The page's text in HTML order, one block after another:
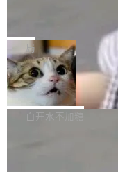
录全贴了出来。 他发
iel Gross 来自 Weil 律
给 OpenAI 总法律顾问
件，附了一封长信，要
果员工带走机密信...
这是目前市面上唯一支
C版的产品，搭载“人
你的，AI写AI的，同屏
AI帮你干活，现在开启
体验WorkBuddy鸿蒙
atePad Edge 升级至
P9 patch03及以上版本
FFmpeg 9.0 发布：
全球知名开源多媒体框
布了 9.0 版本。这个版
处理能力和硬件加速支
处：FFmpeg 9.0 的代
来自中国开发者雷霄骅
很多中国音视频开发者
局
亚马逊成本失控：AI
万元，超预算 860%
外媒近日曝光了亚马逊
导致公司在多个项目上
白开水不加糖